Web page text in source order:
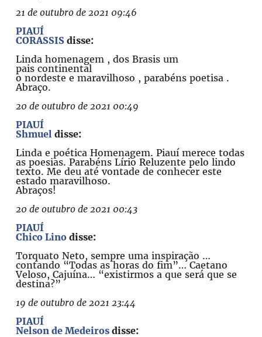
21 de outubro de 2021 09:46
PIAUÍ
CORASSIS disse:
Linda homenagem , dos Brasis um
pais continental
o nordeste e maravilhoso , parabéns poetisa .
Abraço.
20 de outubro de 2021 00:49
PIAUÍ
Shmuel disse:
Linda e poética Homenagem. Piauí merece todas
as poesias. Parabéns Lírio Reluzente pelo lindo
texto. Me deu até vontade de conhecer este
estado maravilhoso.
Abraços!
20 de outubro de 2021 00:43
PIAUÍ
Chico Lino disse:
Torquato Neto, sempre uma inspiração …
contando “Todas as horas do fim”… Caetano
Veloso, Cajuína… “existirmos a que será que se
destina?”
19 de outubro de 2021 23:44
PIAUÍ
Nelson de Medeiros disse: